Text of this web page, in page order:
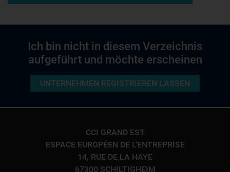
Ich bin nicht in diesem Verzeichnis
aufgeführt und möchte erscheinen
UNTERNEHMEN REGISTRIEREN LASSEN
CCI GRAND EST
ESPACE EUROPÉEN DE L'ENTREPRISE
14, RUE DE LA HAYE
67300 SCHILTIGHEIM